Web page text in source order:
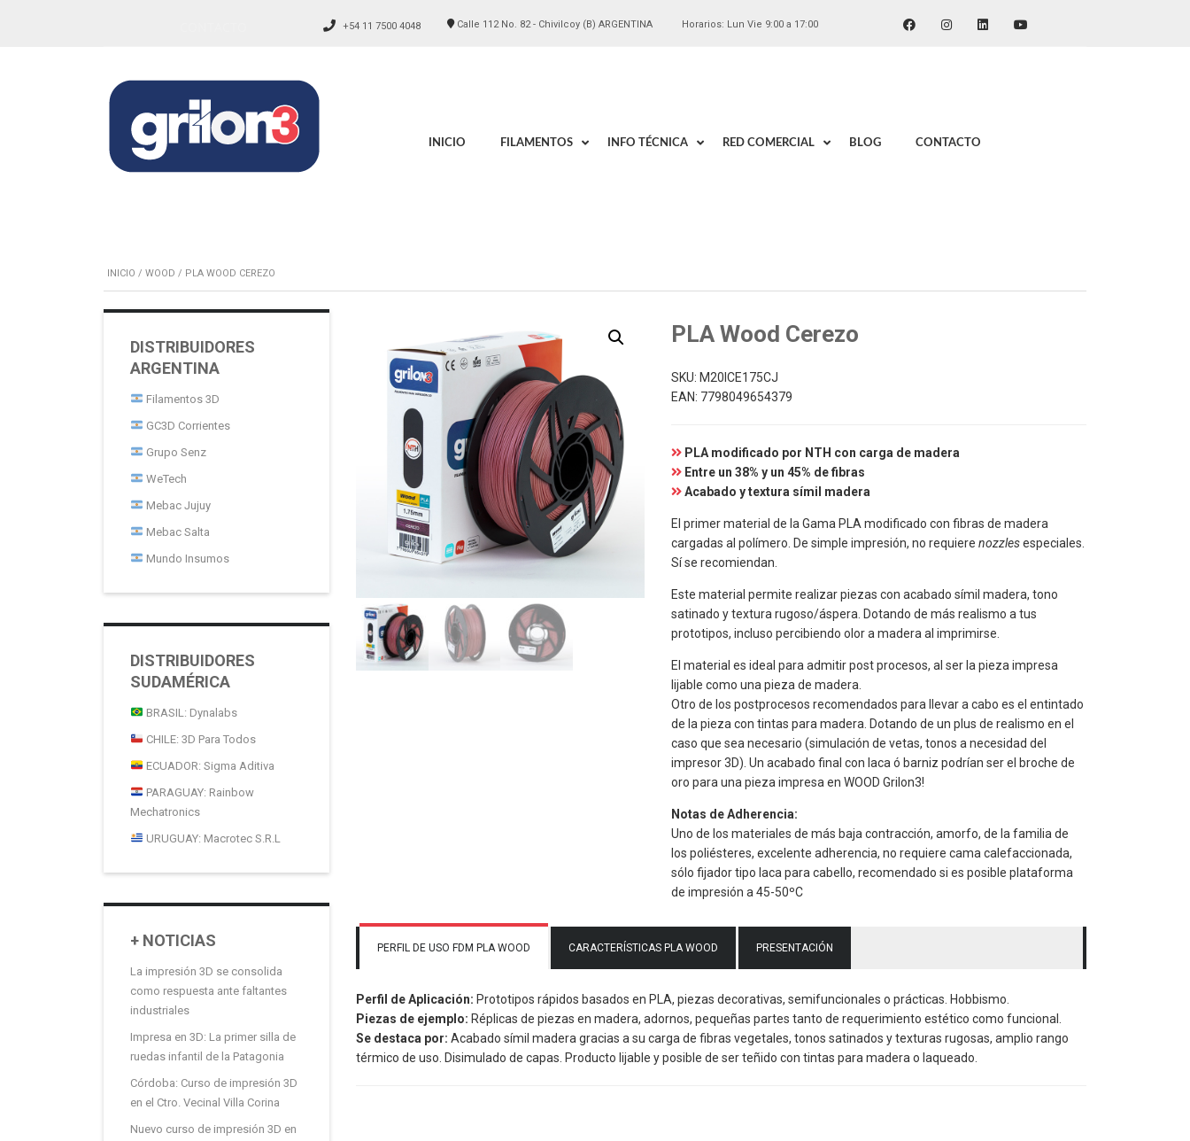
Horarios: Lun Vie 9:00 a 17:00
Calle 112 No. 82 - Chivilcoy (B) ARGENTINA
+54 11 7500 4048
INICIO FILAMENTOS INFO TÉCNICA RED COMERCIAL BLOG CONTACTO
INICIO / WOOD / PLA WOOD CEREZO
PLA Wood Cerezo
SKU: M20ICE175CJ
EAN: 7798049654379
PLA modificado por NTH con carga de madera
Entre un 38% y un 45% de fibras
Acabado y textura símil madera
El primer material de la Gama PLA modificado con fibras de madera
cargadas al polímero. De simple impresión, no requierenozzlesespeciales.
Sí se recomiendan.
Este material permite realizar piezas con acabado símil madera, tono
satinado y textura rugoso/áspera. Dotando de más realismo a tus
prototipos, incluso percibiendo olor a madera al imprimirse.
El material es ideal para admitir post procesos, al ser la pieza impresa
lijable como una pieza de madera.
Otro de los postprocesos recomendados para llevar a cabo es el entintado
de la pieza con tintas para madera. Dotando de un plus de realismo en el
caso que sea necesario (simulación de vetas, tonos a necesidad del
impresor 3D). Un acabado final con laca ó barniz podrían ser el broche de
oro para una pieza impresa en WOOD Grilon3!
Notas de Adherencia:
Uno de los materiales de más baja contracción, amorfo, de la familia de
los poliésteres, excelente adherencia, no requiere cama calefaccionada,
sólo fijador tipo laca para cabello, recomendado si es posible plataforma
de impresión a 45-50ºC
PERFIL DE USO FDM PLA WOOD CARACTERÍSTICAS PLA WOOD PRESENTACIÓN
Perfil de Aplicación: Prototipos rápidos basados en PLA, piezas decorativas, semifuncionales o prácticas. Hobbismo.
Piezas de ejemplo: Réplicas de piezas en madera, adornos, pequeñas partes tanto de requerimiento estético como funcional.
Se destaca por: Acabado símil madera gracias a su carga de fibras vegetales, tonos satinados y texturas rugosas, amplio rango
térmico de uso. Disimulado de capas. Producto lijable y posible de ser teñido con tintas para madera o laqueado.
DISTRIBUIDORES
ARGENTINA
Filamentos 3D
GC3D Corrientes
Grupo Senz
WeTech
Mebac Jujuy
Mebac Salta
Mundo Insumos
DISTRIBUIDORES
SUDAMÉRICA
BRASIL: Dynalabs
CHILE: 3D Para Todos
ECUADOR: Sigma Aditiva
PARAGUAY: Rainbow
Mechatronics
URUGUAY: Macrotec S.R.L
+ NOTICIAS
La impresión 3D se consolida
como respuesta ante faltantes
industriales
Impresa en 3D: La primer silla de
ruedas infantil de la Patagonia
Córdoba: Curso de impresión 3D
en el Ctro. Vecinal Villa Corina
Nuevo curso de impresión 3D en